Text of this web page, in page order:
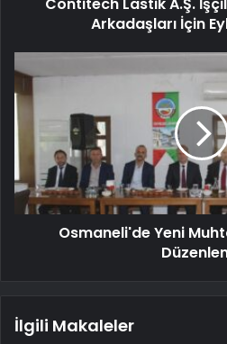
Arkadaşları İçin
Osmaneli'de Yeni
İlgili Makaleler